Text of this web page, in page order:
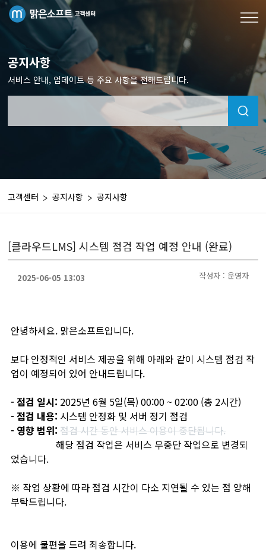
공지사항
서비스 안내, 업데이트 등 주요 사항을 전해드립니다.
고객센터 공지사항 공지사항
[클라우드LMS] 시스템 점검 작업 예정 안내 (완료)
2025-06-05 13:03 작성자 : 운영자
안녕하세요. 맑은소프트입니다.
보다 안정적인 서비스 제공을 위해 아래와 같이 시스템 점검 작
업이 예정되어 있어 안내드립니다.
- 점검 일시: 2025년 6월 5일(목) 00:00 ~ 02:00 (총 2시간)
- 점검 내용: 시스템 안정화 및 서버 정기 점검
- 영향 범위:점검 시간 동안 서비스 이용이 중단됩니다.
해당 점검 작업은 서비스 무중단 작업으로 변경되
었습니다.
※ 작업 상황에 따라 점검 시간이 다소 지연될 수 있는 점 양해
부탁드립니다.
이용에 불편을 드려 죄송합니다.